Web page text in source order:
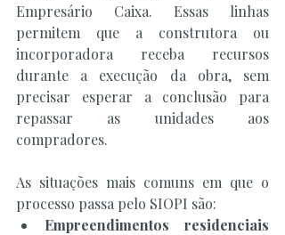
Empresário Caixa. Essas linhas
permitem que a construtora ou
incorporadora receba recursos
durante a execução da obra, sem
precisar esperar a conclusão para
repassar as unidades aos
compradores.
As situações mais comuns em que o
processo passa pelo SIOPI são:
Empreendimentos residenciais